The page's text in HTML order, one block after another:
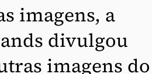
imagens, a
divulgou
imagens do